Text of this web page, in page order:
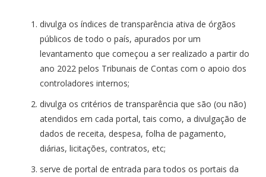
divulga os índices de transparência ativa de órgãos
públicos de todo o país, apurados por um
levantamento que começou a ser realizado a partir do
ano 2022 pelos Tribunais de Contas com o apoio dos
controladores internos;
divulga os critérios de transparência que são (ou não)
atendidos em cada portal, tais como, a divulgação de
dados de receita, despesa, folha de pagamento,
diárias, licitações, contratos, etc;
serve de portal de entrada para todos os portais da